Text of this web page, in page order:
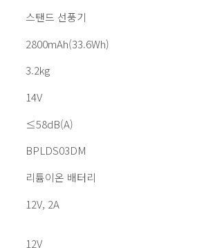
스탠드 선풍기
2800mAh(33.6Wh)
3.2kg
14V
≤58dB(A)
BPLDS03DM
리튬이온 배터리
12V, 2A
12V